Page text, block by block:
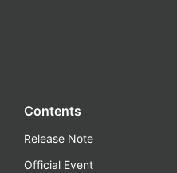
Contents
Release Note
Official Event